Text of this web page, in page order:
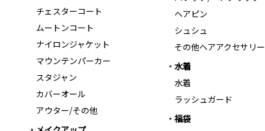
チェスターコート
ムートンコート
ナイロンジャケット
マウンテンパーカー
スタジャン
カバーオール
アウター/その他
ヘアピン
シュシュ
その他ヘアアクセサリー
水着
水着
ラッシュガード
福袋